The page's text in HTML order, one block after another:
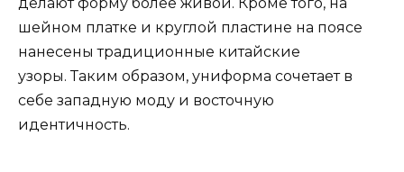
делают форму более живой. Кроме того, на
шейном платке и круглой пластине на поясе
нанесены традиционные китайские
узоры. Таким образом, униформа сочетает в
себе западную моду и восточную
идентичность.